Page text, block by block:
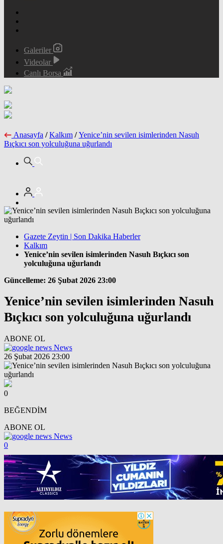
Galeriler
Videolar
Canlı Borsa
Anasayfa / Kalkım / Yenice’nin sevilen isimlerinden Nasuh
Bıçkıcı son yolculuğuna uğurlandı
Gazete Zeytin | Son Dakika Haberler
Kalkım
Yenice’nin sevilen isimlerinden Nasuh Bıçkıcı son
yolculuğuna uğurlandı
Güncelleme: 26 Şubat 2026 23:00
Yenice’nin sevilen isimlerinden Nasuh
Bıçkıcı son yolculuğuna uğurlandı
ABONE OL
News
26 Şubat 2026 23:00
0
BEĞENDİM
ABONE OL
News
0